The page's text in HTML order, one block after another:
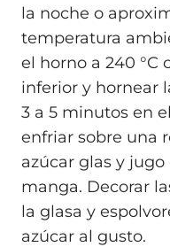
la noche o
temperatura
el horno a 240 °C
inferior y hornear
3 a 5 minutos en
enfriar sobre una
azúcar glas y
manga. Decorar
la glasa y
azúcar al gusto.